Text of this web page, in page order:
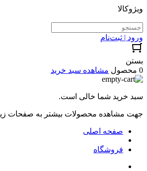
ویژوکالا
ورود | ثبت‌نام
بستن
0 محصول
مشاهده سبد خرید
سبد خرید شما خالی است.
جهت مشاهده محصولات بیشتر به صفحات زیر
صفحه اصلی
فروشگاه